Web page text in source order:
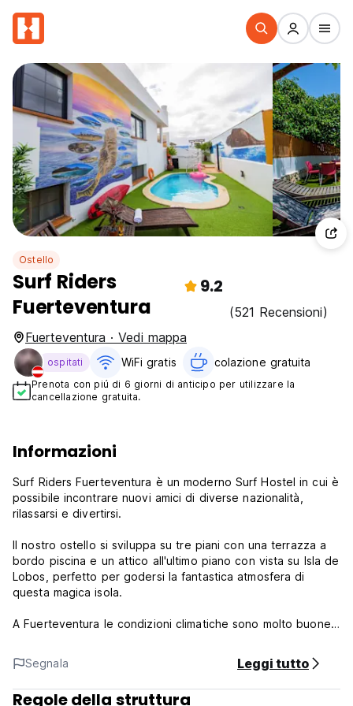
Ostello
Surf Riders
Fuerteventura
9.2
(521 Recensioni)
Fuerteventura · Vedi mappa
ospitati WiFi gratis colazione gratuita‎
Prenota con piú di 6 giorni di anticipo per utilizzare la
cancellazione gratuita.
Informazioni
Surf Riders Fuerteventura è un moderno Surf Hostel in cui è
possibile incontrare nuovi amici di diverse nazionalità,
rilassarsi e divertirsi.
Il nostro ostello si sviluppa su tre piani con una terrazza a
bordo piscina e un attico all'ultimo piano con vista su Isla de
Lobos, perfetto per godersi la fantastica atmosfera di
questa magica isola.
A Fuerteventura le condizioni climatiche sono molto buone
per gli sport acquatici. La qualità delle onde per il surf a
Fuerteventura è riconosciuta dalla comunità dei surfisti. I
migliori spot per il surf si trovano nel nord dell'isola, mentre
ci sono molti altri siti alternativi per il surf che possono
Segnala Leggi tutto
Regole della struttura